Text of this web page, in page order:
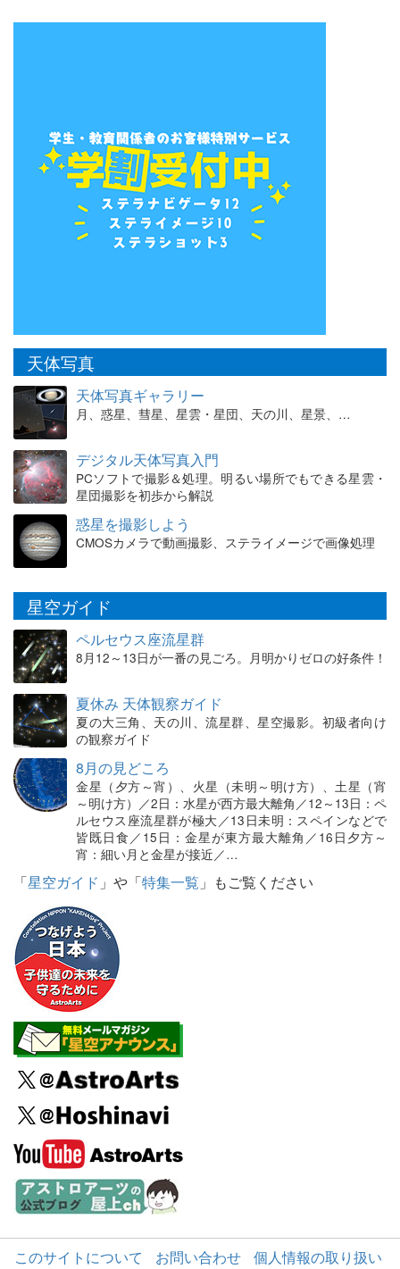
天体写真
天体写真ギャラリー
月、惑星、彗星、星雲・星団、天の川、星景、…
デジタル天体写真入門
PCソフトで撮影＆処理。明るい場所でもできる星雲・
星団撮影を初歩から解説
惑星を撮影しよう
CMOSカメラで動画撮影、ステライメージで画像処理
星空ガイド
ペルセウス座流星群
8月12～13日が一番の見ごろ。月明かりゼロの好条件！
夏休み 天体観察ガイド
夏の大三角、天の川、流星群、星空撮影。初級者向け
の観察ガイド
8月の見どころ
金星（夕方～宵）、火星（未明～明け方）、土星（宵
～明け方）／2日：水星が西方最大離角／12～13日：ペ
ルセウス座流星群が極大／13日未明：スペインなどで
皆既日食／15日：金星が東方最大離角／16日夕方～
宵：細い月と金星が接近／…
「星空ガイド 」や「特集一覧 」もご覧ください
このサイトについて お問い合わせ
個人情報の取り扱い